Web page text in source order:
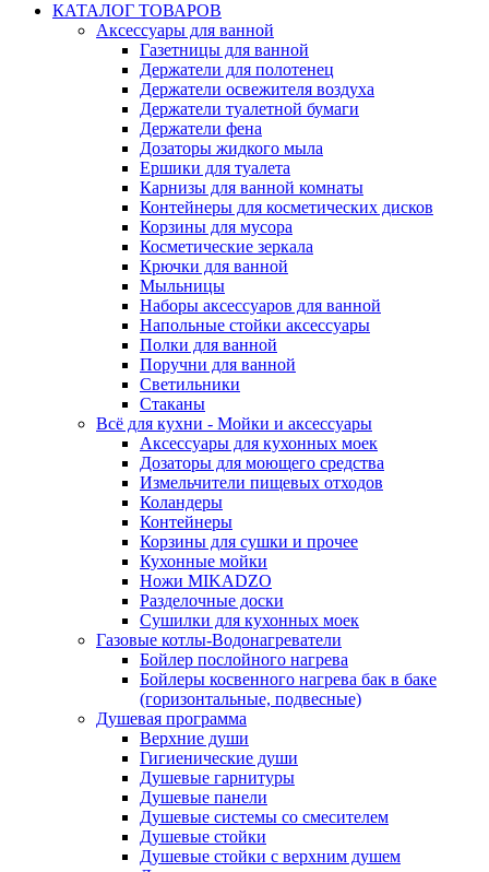
КАТАЛОГ ТОВАРОВ
Аксессуары для ванной
Газетницы для ванной
Держатели для полотенец
Держатели освежителя воздуха
Держатели туалетной бумаги
Держатели фена
Дозаторы жидкого мыла
Ершики для туалета
Карнизы для ванной комнаты
Контейнеры для косметических дисков
Корзины для мусора
Косметические зеркала
Крючки для ванной
Мыльницы
Наборы аксессуаров для ванной
Напольные стойки аксессуары
Полки для ванной
Поручни для ванной
Светильники
Стаканы
Всё для кухни - Мойки и аксессуары
Аксессуары для кухонных моек
Дозаторы для моющего средства
Измельчители пищевых отходов
Коландеры
Контейнеры
Корзины для сушки и прочее
Кухонные мойки
Ножи MIKADZO
Разделочные доски
Сушилки для кухонных моек
Газовые котлы-Водонагреватели
Бойлер послойного нагрева
Бойлеры косвенного нагрева бак в баке
(горизонтальные, подвесные)
Душевая программа
Верхние души
Гигиенические души
Душевые гарнитуры
Душевые панели
Душевые системы со смесителем
Душевые стойки
Душевые стойки с верхним душем